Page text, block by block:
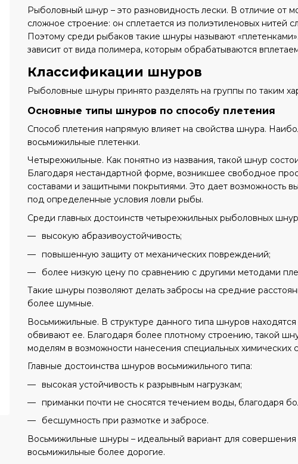
Рыболовный шнур – это разновидность лески. В отличие от
сложное строение: он сплетается из полиэтиленовых нитей
Поэтому среди рыбаков такие шнуры называют
зависит от вида полимера, которым обрабатываются
Классификации шнуров
Рыболовные шнуры принято разделять на группы по таким
Основные типы шнуров по способу плетения
Способ плетения напрямую влияет на свойства шнура.
восьмижильные плетенки.
Четырехжильные. Как понятно из названия, такой шнур
Благодаря нестандартной форме, возникшее свободное
составами и защитными покрытиями. Это дает возможность
под определенные условия ловли рыбы.
Среди главных достоинств четырехжильных рыболовных
высокую абразивоустойчивость;
повышенную защиту от механических повреждений;
более низкую цену по сравнению с другими методами
Такие шнуры позволяют делать забросы на средние
более шумные.
Восьмижильные. В структуре данного типа шнуров
обвивают ее. Благодаря более плотному строению, такой
моделям в возможности нанесения специальных химических
Главные достоинства шнуров восьмижильного типа:
высокая устойчивость к разрывным нагрузкам;
приманки почти не сносятся течением воды, благодаря
бесшумность при размотке и забросе.
Восьмижильные шнуры – идеальный вариант для
восьмижильные более дорогие.